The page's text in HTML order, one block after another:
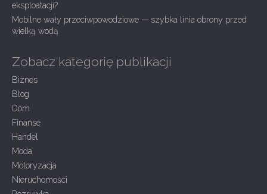
eksploatacji?
Mobilne wały przeciwpowodziowe — szybka linia obrony przed
wielką wodą
Zobacz kategorię publikacji
Biznes
Blog
Dom
Finanse
Handel
Moda
Motoryzacja
Nieruchomości